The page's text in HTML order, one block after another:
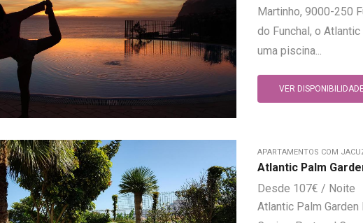
Martinho, 9000-250
do Funchal, o
uma piscina...
VER
APARTAMENTOS COM
Atlantic Palm
107€
Atlantic Palm